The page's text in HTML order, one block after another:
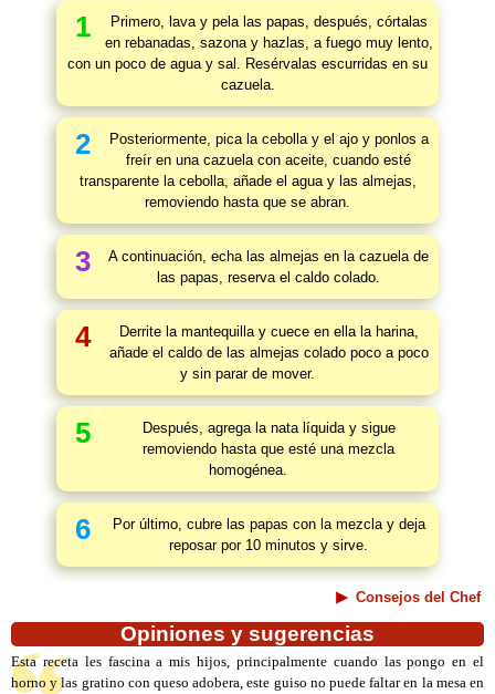
1
Primero, lava y pela las papas, después, córtalas
en rebanadas, sazona y hazlas, a fuego muy lento,
con un poco de agua y sal. Resérvalas escurridas en su
cazuela.
2
Posteriormente, pica la cebolla y el ajo y ponlos a
freír en una cazuela con aceite, cuando esté
transparente la cebolla, añade el agua y las almejas,
removiendo hasta que se abran.
3
A continuación, echa las almejas en la cazuela de
las papas, reserva el caldo colado.
4
Derrite la mantequilla y cuece en ella la harina,
añade el caldo de las almejas colado poco a poco
y sin parar de mover.
5
Después, agrega la nata líquida y sigue
removiendo hasta que esté una mezcla
homogénea.
6
Por último, cubre las papas con la mezcla y deja
reposar por 10 minutos y sirve.
Consejos del Chef
Opiniones y sugerencias
Esta receta les fascina a mis hijos, principalmente cuando las pongo en el
horno y las gratino con queso adobera, este guiso no puede faltar en la mesa en